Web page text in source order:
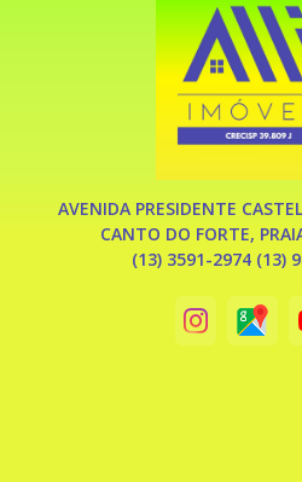
valores e condições de
aviso prévio.* Consulte-nos sobre
AVENIDA PRESIDENTE
CANTO DO FORTE,
(13) 3591-2974 (13)